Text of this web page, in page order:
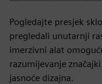
Pogledajte presjek
pregledali unutarnji
imerzivni alat
razumijevanje
jasnoće dizajna.